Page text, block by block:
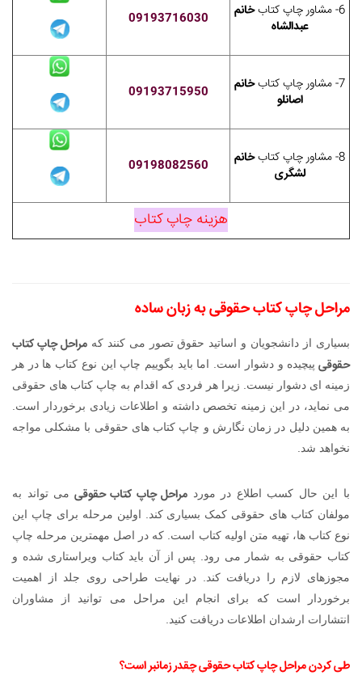
6- مشاور چاپ کتاب
خانم
عبدالشاه
09193716030
7- مشاور چاپ کتاب
خانم
اصانلو
09193715950
8- مشاور چاپ کتاب
خانم
لشگری
09198082560
هزینه چاپ کتاب
مراحل چاپ کتاب حقوقیبه زبان ساده
بسیاری از دانشجویان و اساتید حقوق تصور می کنند کهمراحل چاپ کتاب
حقوقی پیچیده و دشوار است. اما باید بگوییم چاپ این نوع کتاب ها در هر
زمینه ای دشوار نیست. زیرا هر فردی که اقدام به چاپ کتاب های حقوقی
می نماید، در این زمینه تخصص داشته و اطلاعات زیادی برخوردار است.
به همین دلیل در زمان نگارش و چاپ کتاب های حقوقی با مشکلی مواجه
نخواهد شد.
با این حال کسب اطلاع در مورد مراحل چاپ کتاب حقوقی می تواند به
مولفان کتاب های حقوقی کمک بسیاری کند. اولین مرحله برای چاپ این
نوع کتاب ها، تهیه متن اولیه کتاب است. که در اصل مهمترین مرحله چاپ
کتاب حقوقی به شمار می رود. پس از آن باید کتاب ویراستاری شده و
مجوزهای لازم را دریافت کند. در نهایت طراحی روی جلد از اهمیت
برخوردار است که برای انجام این مراحل می توانید از مشاوران
انتشارات ارشدان اطلاعات دریافت کنید.
طی کردنمراحل چاپ کتاب حقوقیچقدر زمانبر است؟